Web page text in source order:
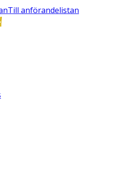
Till anförandelistan